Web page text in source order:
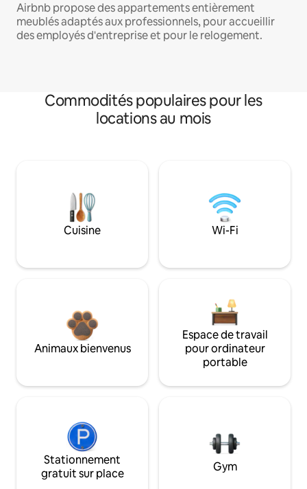
Airbnb propose des appartements entièrement
meublés adaptés aux professionnels, pour accueillir
des employés d'entreprise et pour le relogement.
Commodités populaires pour les
locations au mois
Cuisine Wi-Fi
Animaux bienvenus
Espace de travail
pour ordinateur
portable
Stationnement
gratuit sur place
Gym